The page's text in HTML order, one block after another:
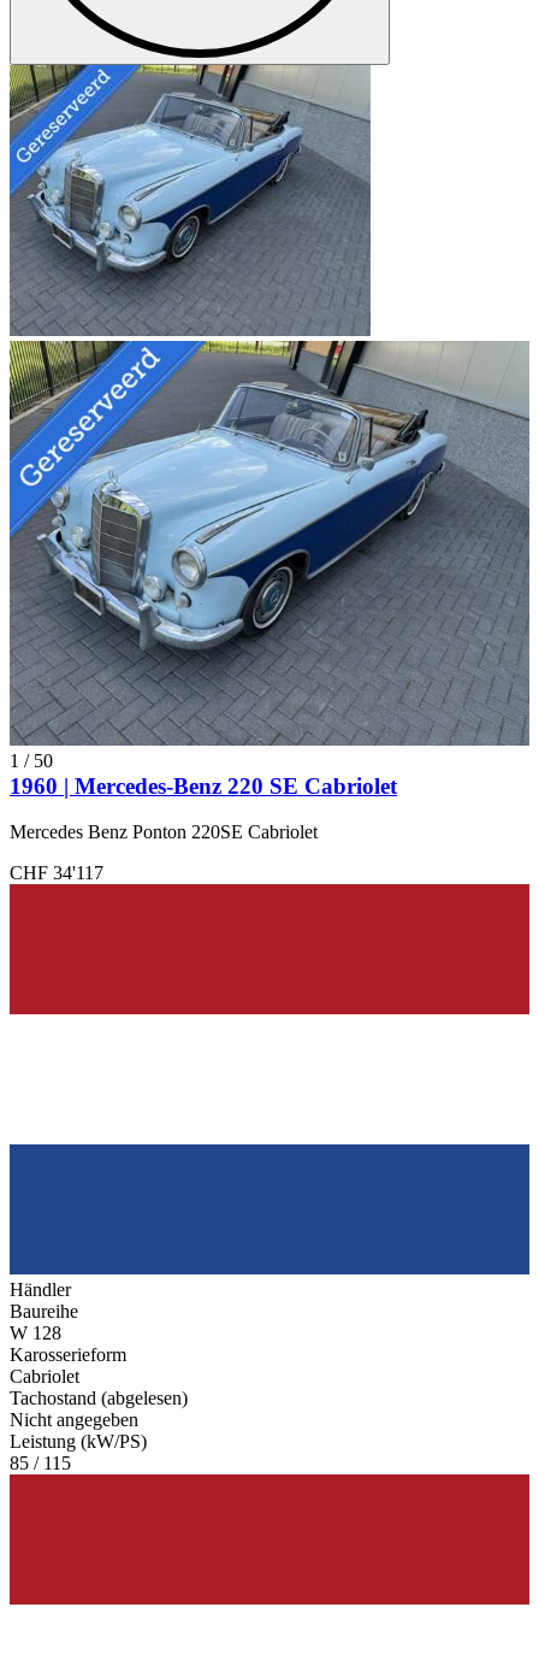
1 / 50
1960 | Mercedes-Benz 220 SE Cabriolet
Mercedes Benz Ponton 220SE Cabriolet
CHF 34'117
Händler
Baureihe
W 128
Karosserieform
Cabriolet
Tachostand (abgelesen)
Nicht angegeben
Leistung (kW/PS)
85 / 115